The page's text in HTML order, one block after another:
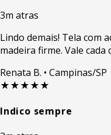
3m atras
Lindo demais! Tela com
madeira firme. Vale cada
Renata B. • Campinas/SP
★★★★★
Indico sempre